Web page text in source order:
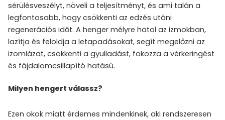
sérülésveszélyt, növeli a teljesítményt, és ami talán a
legfontosabb, hogy csökkenti az edzés utáni
regenerációs időt. A henger mélyre hatol az izmokban,
lazítja és feloldja a letapadásokat, segít megelőzni az
izomlázat, csökkenti a gyulladást, fokozza a vérkeringést
és fájdalomcsillapító hatású.
Milyen hengert válassz?
Ezen okok miatt érdemes mindenkinek, aki rendszeresen